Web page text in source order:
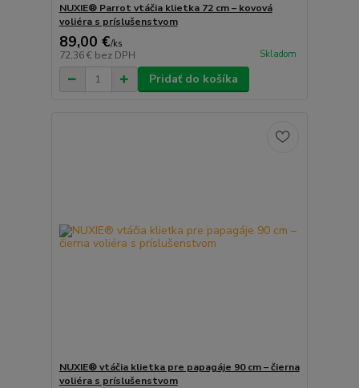
NUXIE® Parrot vtáčia klietka 72 cm – kovová
voliéra s príslušenstvom
89,00 €/ks
72,36 € bez DPH Skladom
Pridať do košíka
NUXIE® vtáčia klietka pre papagáje 90 cm – čierna
voliéra s príslušenstvom